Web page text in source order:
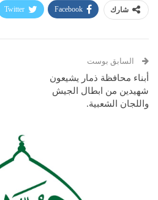
شارك Facebook
Twitter
السابق بوست
أبناء محافظة ذمار يشيعون
شهيدين من ابطال الجيش
واللجان الشعبية.